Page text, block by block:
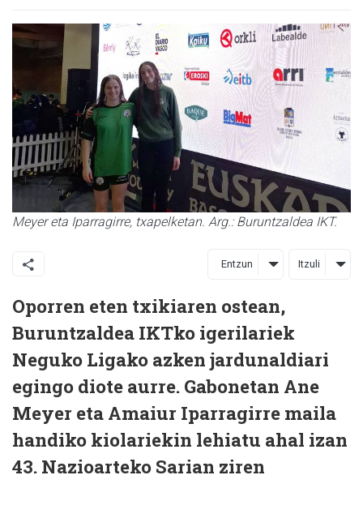
Meyer eta Iparragirre, txapelketan. Arg.: Buruntzaldea IKT.
Entzun Itzuli
Oporren eten txikiaren ostean,
Buruntzaldea IKTko igerilariek
Neguko Ligako azken jardunaldiari
egingo diote aurre. Gabonetan Ane
Meyer eta Amaiur Iparragirre maila
handiko kiolariekin lehiatu ahal izan
43. Nazioarteko Sarian ziren